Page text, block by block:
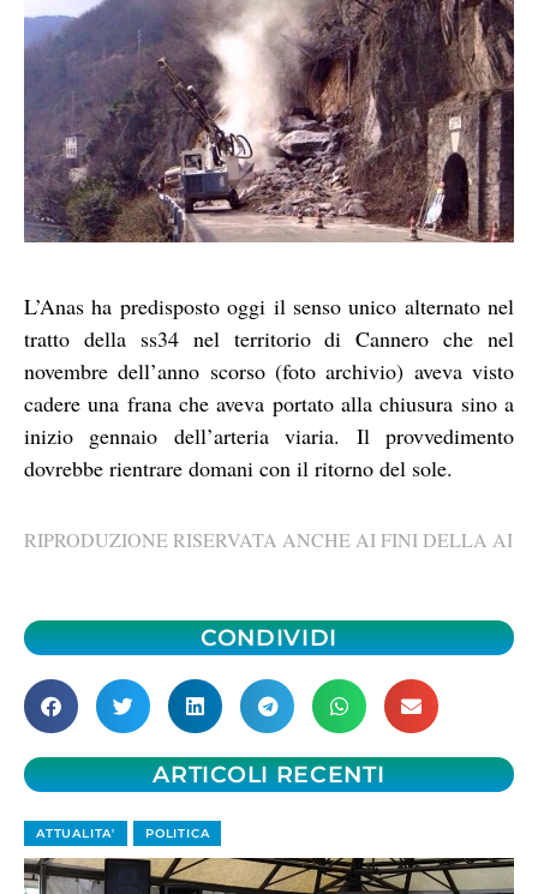
L’Anas ha predisposto oggi il senso unico alternato nel
tratto della ss34 nel territorio di Cannero che nel
novembre dell’anno scorso (foto archivio) aveva visto
cadere una frana che aveva portato alla chiusura sino a
inizio gennaio dell’arteria viaria. Il provvedimento
dovrebbe rientrare domani con il ritorno del sole.
RIPRODUZIONE RISERVATA ANCHE AI FINI DELLA AI
CONDIVIDI
ARTICOLI RECENTI
ATTUALITA' POLITICA